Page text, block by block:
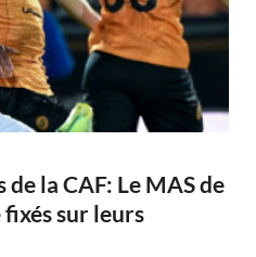
la CAF: Le MAS de
fixés sur leurs